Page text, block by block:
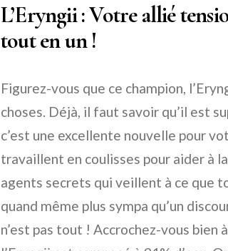
L’Eryngii : Votre allié
tout en un !
Figurez-vous que ce champion,
choses. Déjà, il faut savoir qu’il est
c’est une excellente nouvelle pour
travaillent en coulisses pour aider à
agents secrets qui veillent à ce que
quand même plus sympa qu’un
n’est pas tout ! Accrochez-vous bien